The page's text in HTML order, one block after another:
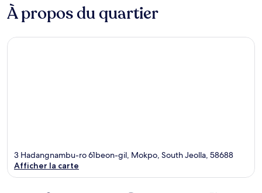
À propos du quartier
3 Hadangnambu-ro 61beon-gil, Mokpo, South Jeolla, 58688
Afficher la carte